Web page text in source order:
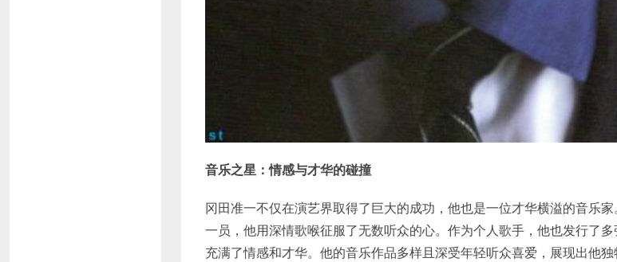
音乐之星：情感与才华的碰撞
冈田准一不仅在演艺界取得了巨大的成功，他也是一位才华横溢的音乐
一员，他用深情歌喉征服了无数听众的心。作为个人歌手，他也发行了
充满了情感和才华。他的音乐作品多样且深受年轻听众喜爱，展现出他独